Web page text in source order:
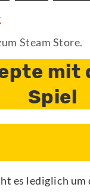
Steam Store.
mit
Spiel
es lediglich um